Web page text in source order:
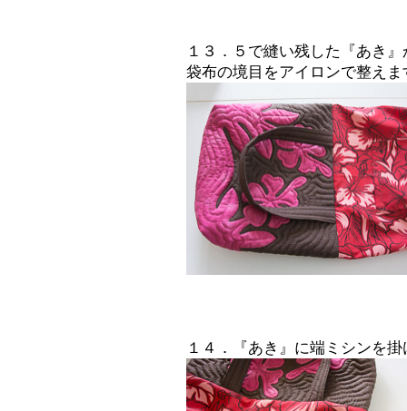
１３．５で縫い残した『あき
袋布の境目をアイロンで整えま
１４．『あき』に端ミシンを